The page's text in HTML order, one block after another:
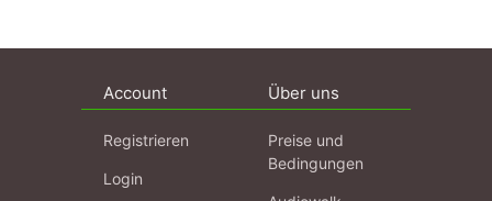
Account
Registrieren
Login
Über uns
Preise und
Bedingungen